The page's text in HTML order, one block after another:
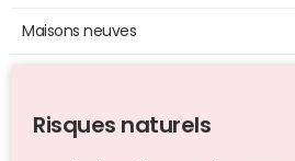
Maisons neuves
Risques naturels